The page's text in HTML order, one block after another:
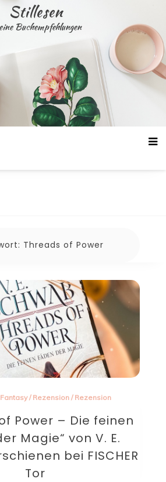
Stillesen
Buchempfehlungen
Threads of Power
Fantasy/ Rezension/ Rezension
Power – Die feinen
Magie“ von V. E.
bei FISCHER
Tor